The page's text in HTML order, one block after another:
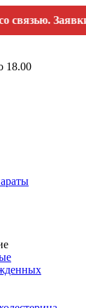
Заявки
18.00